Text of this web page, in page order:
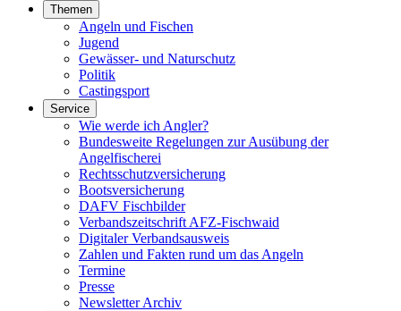
Themen
Angeln und Fischen
Jugend
Gewässer- und Naturschutz
Politik
Castingsport
Service
Wie werde ich Angler?
Bundesweite Regelungen zur Ausübung der
Angelfischerei
Rechtsschutzversicherung
Bootsversicherung
DAFV Fischbilder
Verbandszeitschrift AFZ-Fischwaid
Digitaler Verbandsausweis
Zahlen und Fakten rund um das Angeln
Termine
Presse
Newsletter Archiv